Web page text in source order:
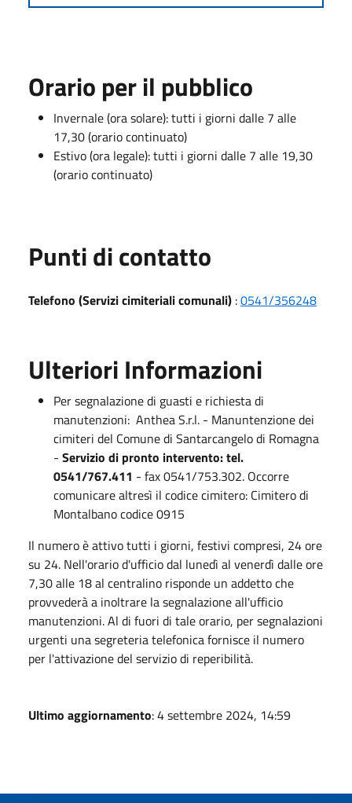
Orario per il pubblico
Invernale (ora solare): tutti i giorni dalle 7 alle
17,30 (orario continuato)
Estivo (ora legale): tutti i giorni dalle 7 alle 19,30
(orario continuato)
Punti di contatto
Telefono (Servizi cimiteriali comunali) :0541/356248
Ulteriori Informazioni
Per segnalazione di guasti e richiesta di
manutenzioni: Anthea S.r.l. - Manuntenzione dei
cimiteri del Comune di Santarcangelo di Romagna
- Servizio di pronto intervento: tel.
0541/767.411 - fax 0541/753.302. Occorre
comunicare altresì il codice cimitero: Cimitero di
Montalbano codice 0915
Il numero è attivo tutti i giorni, festivi compresi, 24 ore
su 24. Nell'orario d'ufficio dal lunedì al venerdì dalle ore
7,30 alle 18 al centralino risponde un addetto che
provvederà a inoltrare la segnalazione all'ufficio
manutenzioni. Al di fuori di tale orario, per segnalazioni
urgenti una segreteria telefonica fornisce il numero
per l'attivazione del servizio di reperibilità.
Ultimo aggiornamento: 4 settembre 2024, 14:59